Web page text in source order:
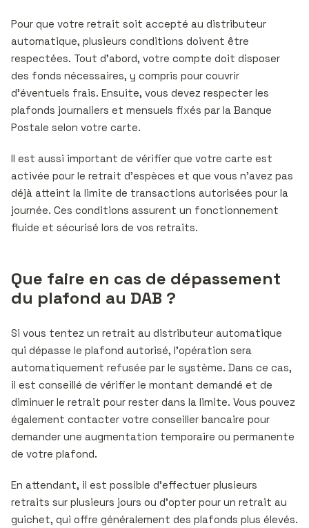
Pour que votre retrait soit accepté au distributeur
automatique, plusieurs conditions doivent être
respectées. Tout d’abord, votre compte doit disposer
des fonds nécessaires, y compris pour couvrir
d’éventuels frais. Ensuite, vous devez respecter les
plafonds journaliers et mensuels fixés par la Banque
Postale selon votre carte.
Il est aussi important de vérifier que votre carte est
activée pour le retrait d’espèces et que vous n’avez pas
déjà atteint la limite de transactions autorisées pour la
journée. Ces conditions assurent un fonctionnement
fluide et sécurisé lors de vos retraits.
Que faire en cas de dépassement
du plafond au DAB ?
Si vous tentez un retrait au distributeur automatique
qui dépasse le plafond autorisé, l’opération sera
automatiquement refusée par le système. Dans ce cas,
il est conseillé de vérifier le montant demandé et de
diminuer le retrait pour rester dans la limite. Vous pouvez
également contacter votre conseiller bancaire pour
demander une augmentation temporaire ou permanente
de votre plafond.
En attendant, il est possible d’effectuer plusieurs
retraits sur plusieurs jours ou d’opter pour un retrait au
guichet, qui offre généralement des plafonds plus élevés.